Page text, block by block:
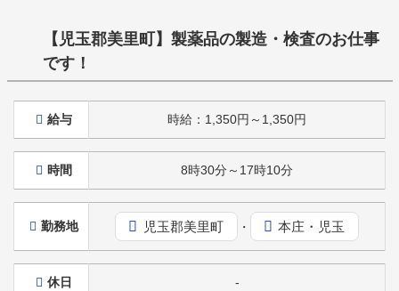
【児玉郡美里町】製薬品の製造・検査のお仕事
です！
給与 時給：1,350円～1,350円
時間 8時30分～17時10分
勤務地 児玉郡美里町 ・ 本庄・児玉
休日 -